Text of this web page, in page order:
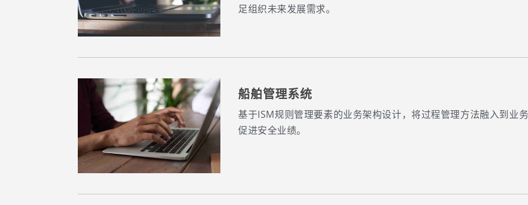
足组织未来发展需求。
船舶管理系统
基于ISM规则管理要素的业务架构设计，将过程管理方法融入到业
促进安全业绩。